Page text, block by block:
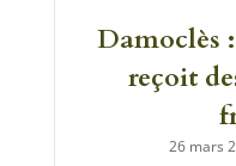
Damoclès
reçoit
26 mars